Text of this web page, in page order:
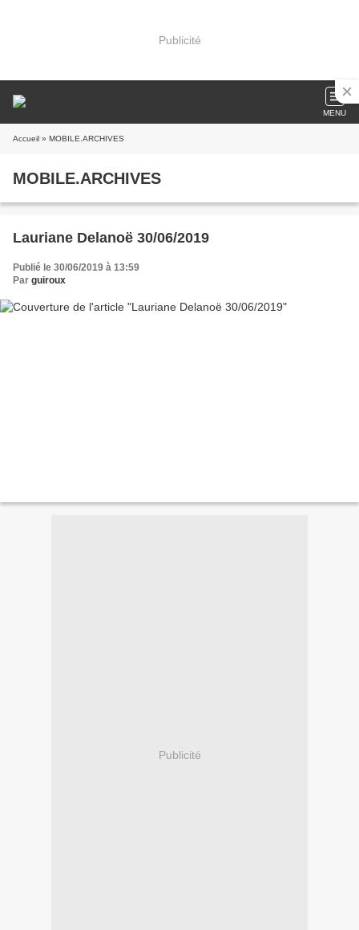
Publicité
MENU
Accueil » MOBILE.ARCHIVES
MOBILE.ARCHIVES
Lauriane Delanoë 30/06/2019
Publié le 30/06/2019 à 13:59
Par guiroux
Publicité